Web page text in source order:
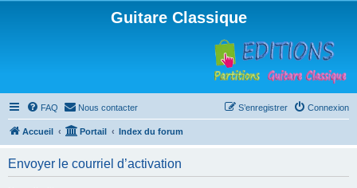
Guitare Classique
FAQ Nous contacter Connexion
S’enregistrer
Accueil Portail Index du forum
Envoyer le courriel d’activation